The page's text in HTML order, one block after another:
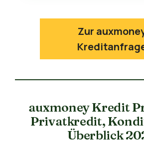
Zur
auxmoney Kredit
Privatkredit,
Überblick